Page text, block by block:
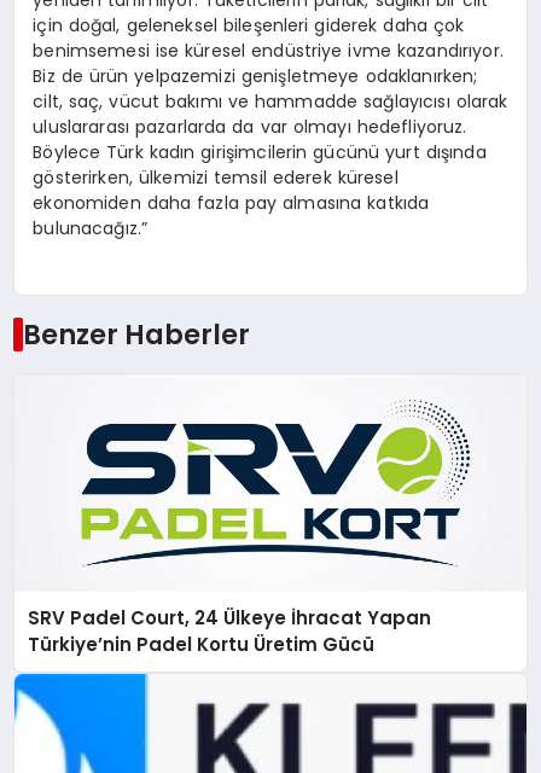
için doğal, geleneksel bileşenleri giderek daha çok
benimsemesi ise küresel endüstriye ivme kazandırıyor.
Biz de ürün yelpazemizi genişletmeye odaklanırken;
cilt, saç, vücut bakımı ve hammadde sağlayıcısı olarak
uluslararası pazarlarda da var olmayı hedefliyoruz.
Böylece Türk kadın girişimcilerin gücünü yurt dışında
gösterirken, ülkemizi temsil ederek küresel
ekonomiden daha fazla pay almasına katkıda
bulunacağız.”
Benzer Haberler
SRV Padel Court, 24 Ülkeye İhracat Yapan
Türkiye’nin Padel Kortu Üretim Gücü